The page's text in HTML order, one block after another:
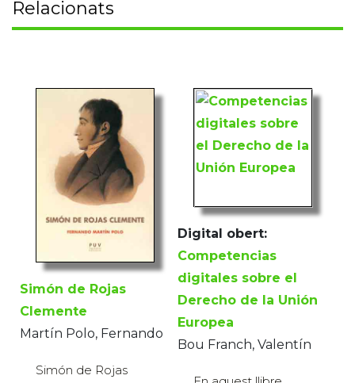
Relacionats
Simón de Rojas
Clemente
Martín Polo, Fernando
Simón de Rojas
Digital obert:
Competencias
digitales sobre el
Derecho de la Unión
Europea
Bou Franch, Valentín